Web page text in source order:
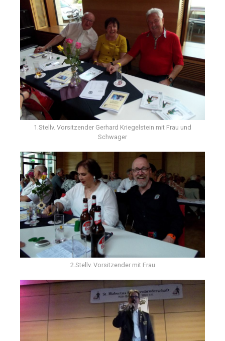
1.Stellv. Vorsitzender Gerhard Kriegelstein mit Frau und
Schwager
2.Stellv. Vorsitzender mit Frau